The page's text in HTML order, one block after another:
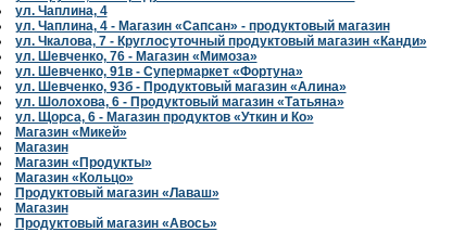
ул. Чаплина, 4
ул. Чаплина, 4 - Магазин «Сапсан» - продуктовый магазин
ул. Чкалова, 7 - Круглосуточный продуктовый магазин «Канди»
ул. Шевченко, 76 - Магазин «Мимоза»
ул. Шевченко, 91в - Супермаркет «Фортуна»
ул. Шевченко, 93б - Продуктовый магазин «Алина»
ул. Шолохова, 6 - Продуктовый магазин «Татьяна»
ул. Щорса, 6 - Магазин продуктов «Уткин и Ко»
Магазин «Микей»
Магазин
Магазин «Продукты»
Магазин «Кольцо»
Продуктовый магазин «Лаваш»
Магазин
Продуктовый магазин «Авось»